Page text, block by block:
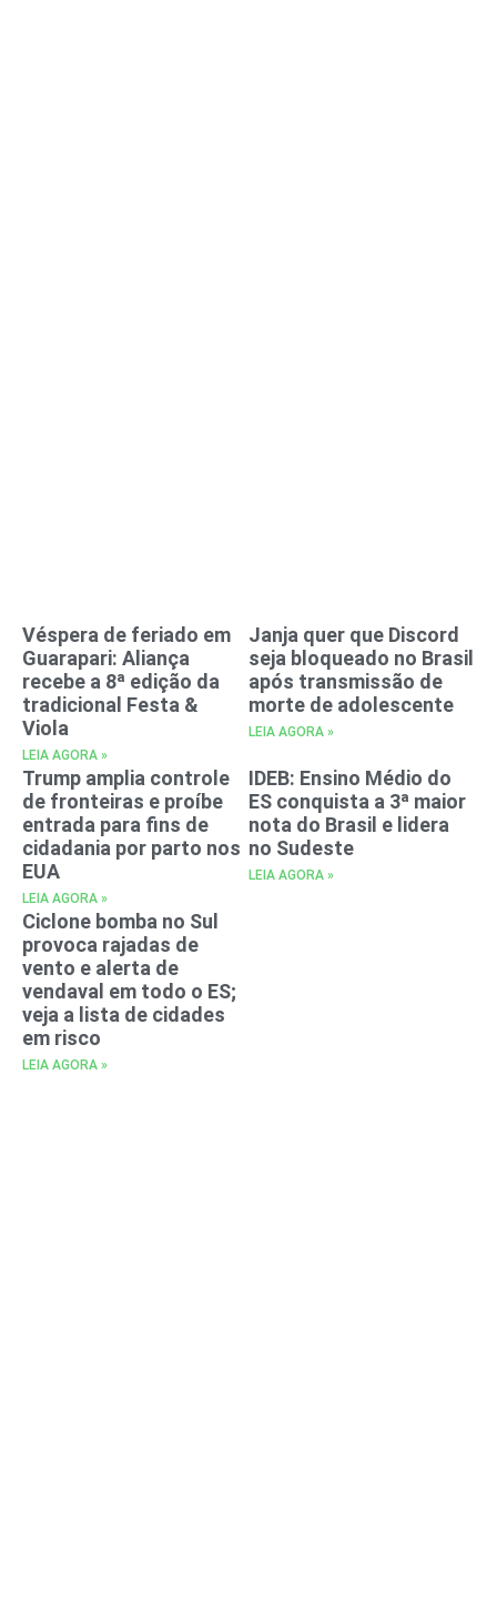
Véspera de feriado em
Guarapari: Aliança
recebe a 8ª edição da
tradicional Festa &
Viola
LEIA AGORA »
Janja quer que Discord
seja bloqueado no Brasil
após transmissão de
morte de adolescente
LEIA AGORA »
Trump amplia controle
de fronteiras e proíbe
entrada para fins de
cidadania por parto nos
EUA
LEIA AGORA »
IDEB: Ensino Médio do
ES conquista a 3ª maior
nota do Brasil e lidera
no Sudeste
LEIA AGORA »
Ciclone bomba no Sul
provoca rajadas de
vento e alerta de
vendaval em todo o ES;
veja a lista de cidades
em risco
LEIA AGORA »